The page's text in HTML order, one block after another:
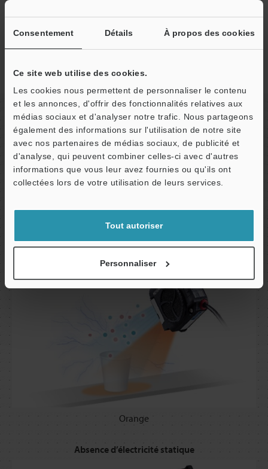
Consentement Détails À propos des cookies
Ce site web utilise des cookies.
Les cookies nous permettent de personnaliser le contenu
et les annonces, d'offrir des fonctionnalités relatives aux
médias sociaux et d'analyser notre trafic. Nous partageons
également des informations sur l'utilisation de notre site
avec nos partenaires de médias sociaux, de publicité et
d'analyse, qui peuvent combiner celles-ci avec d'autres
informations que vous leur avez fournies ou qu'ils ont
collectées lors de votre utilisation de leurs services.
Tout autoriser
Personnaliser
Élimination de l’électricité statique de boîtes avant
remplissage
Point.2
Visualisation de la charge statique
La Série SJ-LF utilise la lumière pour indiquer la charge
électrostatique de l’objet. L’utilisateur peut à présent contrôler
d’un simple coup d’œil l’efficacité de l’action antistatique,
statique et la confirmation du fonctionnement au démarrage.
Présence d’électricité statique
Orange
Absence d’électricité statique